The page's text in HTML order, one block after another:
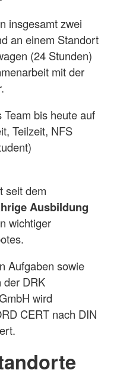
insgesamt zwei
an einem Standort
(24 Stunden)
mit der
bis heute auf
Teilzeit, NFS
seit dem
Ausbildung
wichtiger
Aufgaben sowie
der DRK
wird
CERT nach DIN